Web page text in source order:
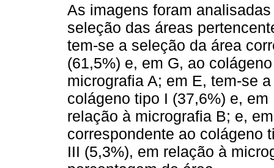
As imagens foram
seleção das áreas
tem-se a seleção da área
(61,5%) e, em G, ao
micrografia A; em E, tem-se
colágeno tipo I (37,6%) e,
relação à micrografia B; e,
correspondente ao colágeno
III (5,3%), em relação à